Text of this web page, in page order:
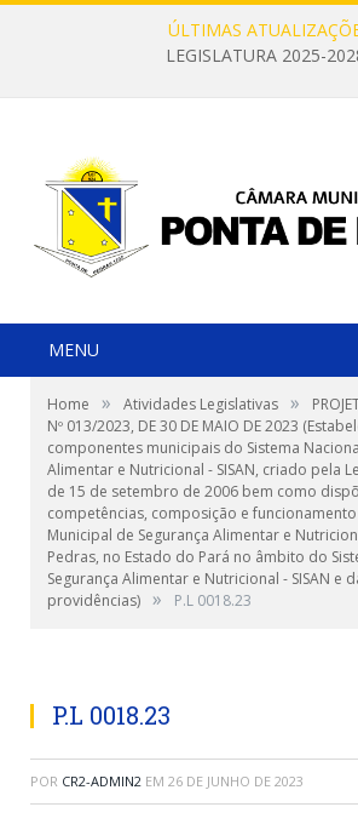
ÚLTIMAS
LEGISLATURA 2025-
MENU
Home » Atividades Legislativas »
Nº 013/2023, DE 30 DE MAIO DE 2023
componentes municipais do Sistema
Alimentar e Nutricional - SISAN, criado pela
de 15 de setembro de 2006 bem como
competências, composição e
Municipal de Segurança Alimentar e
Pedras, no Estado do Pará no âmbito do
Segurança Alimentar e Nutricional - SISAN e
providências) » P.L 0018.23
P.L 0018.23
POR CR2-ADMIN2 EM 26 DE JUNHO DE 2023